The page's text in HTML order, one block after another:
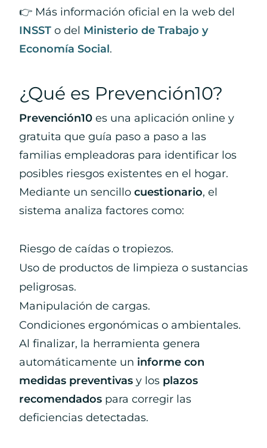
👉 Más información oficial en la web del
INSST o del Ministerio de Trabajo y
Economía Social.
¿Qué es Prevención10?
Prevención10 es una aplicación online y
gratuita que guía paso a paso a las
familias empleadoras para identificar los
posibles riesgos existentes en el hogar.
Mediante un sencillo cuestionario, el
sistema analiza factores como:
Riesgo de caídas o tropiezos.
Uso de productos de limpieza o sustancias
peligrosas.
Manipulación de cargas.
Condiciones ergonómicas o ambientales.
Al finalizar, la herramienta genera
automáticamente un informe con
medidas preventivas y los plazos
recomendados para corregir las
deficiencias detectadas.